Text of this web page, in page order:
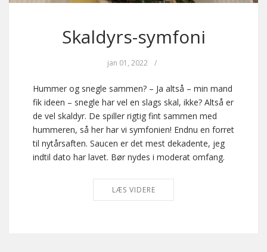
Skaldyrs-symfoni
jan 01, 2022 /
Hummer og snegle sammen? – Ja altså – min mand
fik ideen – snegle har vel en slags skal, ikke? Altså er
de vel skaldyr. De spiller rigtig fint sammen med
hummeren, så her har vi symfonien! Endnu en forret
til nytårsaften. Saucen er det mest dekadente, jeg
indtil dato har lavet. Bør nydes i moderat omfang.
LÆS VIDERE